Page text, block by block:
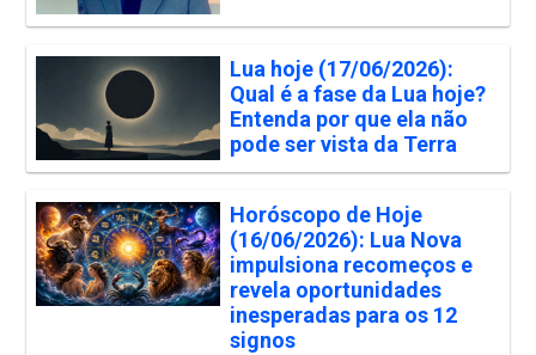
Lua hoje (17/06/2026):
Qual é a fase da Lua hoje?
Entenda por que ela não
pode ser vista da Terra
Horóscopo de Hoje
(16/06/2026): Lua Nova
impulsiona recomeços e
revela oportunidades
inesperadas para os 12
signos